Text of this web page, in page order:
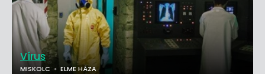
Vírus
MISKOLC ELME HÁZA